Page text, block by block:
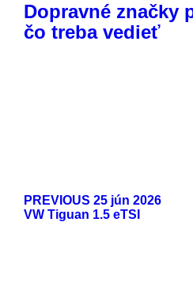
Dopravné značky
čo treba vedieť
PREVIOUS 25 jún 2026
VW Tiguan 1.5 eTSI